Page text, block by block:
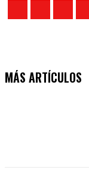
MÁS ARTÍCULOS